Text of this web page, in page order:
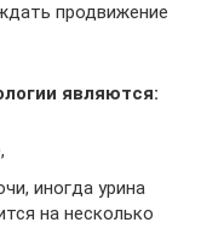
продвижение
являются:
иногда урина
на несколько